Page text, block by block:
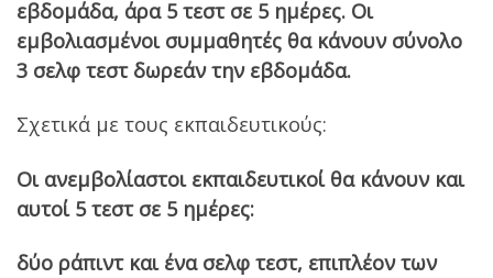
εβδομάδα, άρα 5 τεστ σε 5 ημέρες. Οι
εμβολιασμένοι συμμαθητές θα κάνουν σύνολο
3 σελφ τεστ δωρεάν την εβδομάδα.
Σχετικά με τους εκπαιδευτικούς:
Οι ανεμβολίαστοι εκπαιδευτικοί θα κάνουν και
αυτοί 5 τεστ σε 5 ημέρες:
δύο ράπιντ και ένα σελφ τεστ, επιπλέον των